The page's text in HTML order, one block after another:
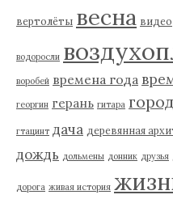
вертолёты весна видео
водоросли
воробей времена года
георгин герань гитара город
гтацинт дача деревянная
дождь дольмены донник друзья
дорога живая история